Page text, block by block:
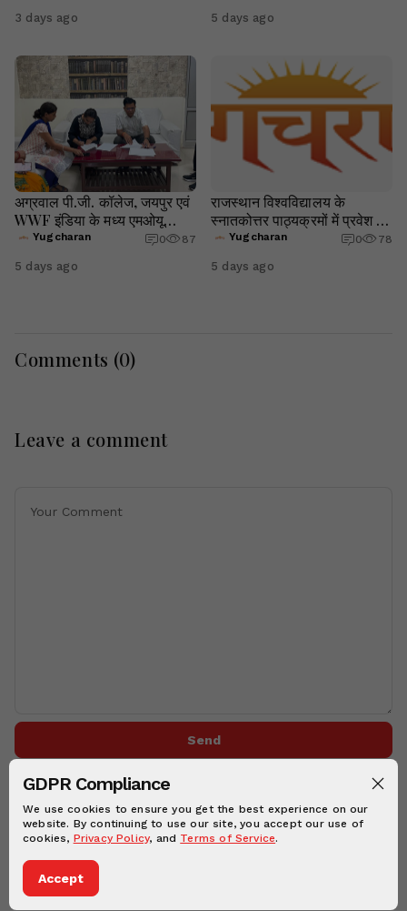
GDPR Compliance
We use cookies to ensure you get the best experience on our
website. By continuing to use our site, you accept our use of
cookies, Privacy Policy, and Terms of Service.
Accept
3 days ago 5 days ago
अग्रवाल पी.जी. कॉलेज, जयपुर एवं
WWF इंडिया के मध्य एमओयू
संपन्नYugcharan 0 87
5 days ago
राजस्थान विश्वविद्यालय के
स्नातकोत्तर पाठ्यक्रमों में प्रवेश हेतु
आवेदन की अंतिम तिथि 08 अगस्त
Yugcharan 0 78
5 days ago
Comments (0)
Leave a comment
Send
Privacy Policies